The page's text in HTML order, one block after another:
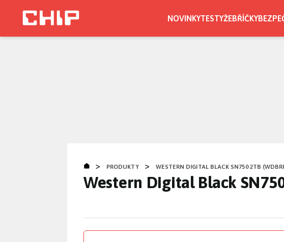
NOVINKYTESTYŽEBŘÍČKY
> PRODUKTY > WESTERN DIGITAL BLACK SN750 2TB
Western Digital Black